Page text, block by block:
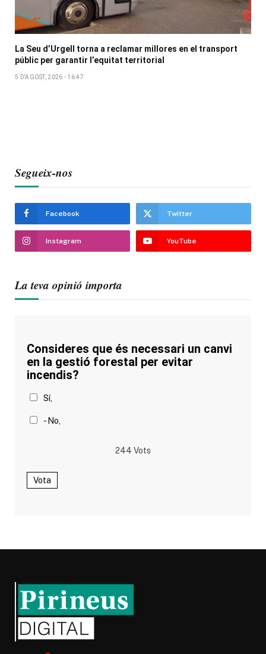
La Seu d’Urgell torna a reclamar millores en el transport
públic per garantir l’equitat territorial
5 D'AGOST, 2026 - 16:47
Segueix-nos
Facebook Twitter
Instagram YouTube
La teva opinió importa
Consideres que és necessari un canvi
en la gestió forestal per evitar
incendis?
Sí,
- No,
244 Vots
Vota